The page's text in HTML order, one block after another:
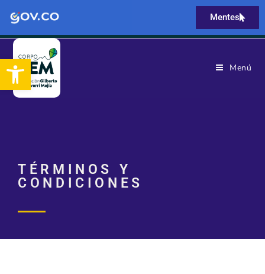
Abrir barra de herramientas
Mentes
Menú
TÉRMINOS Y
CONDICIONES